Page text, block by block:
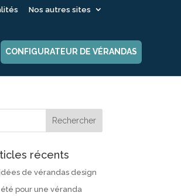
Nos autres sites
CONFIGURATEUR DE VÉRANDAS
récents
de vérandas design
pour une véranda